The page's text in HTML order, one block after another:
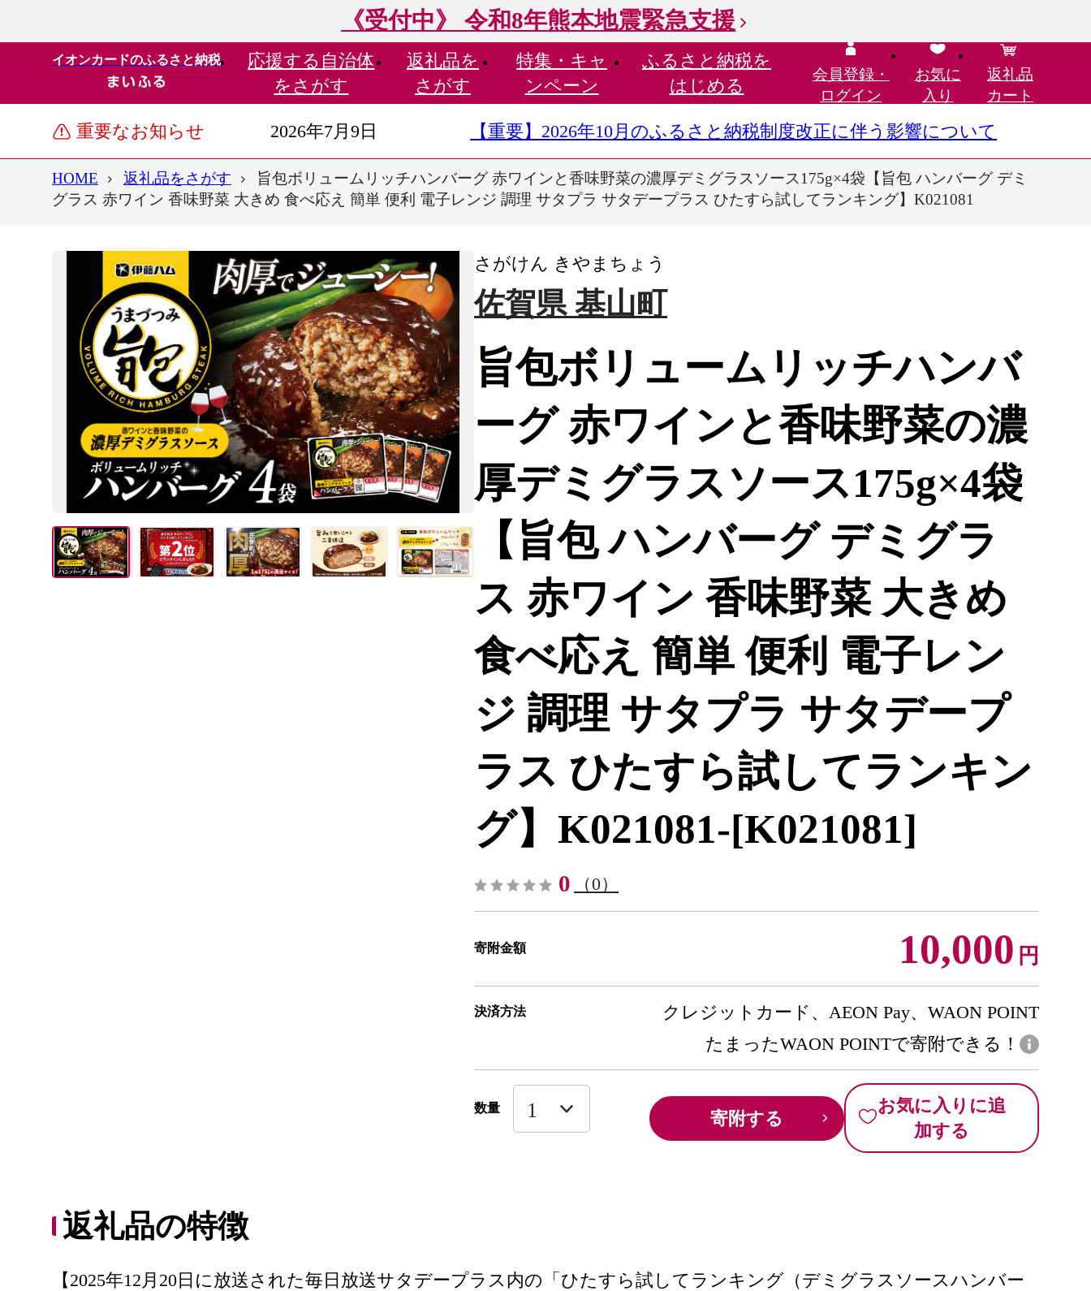
《受付中》 令和8年熊本地震緊急支援
イオンカードのふるさと納税 応援する 自治体
をさがす
返礼品を
さがす
特集・ キャ
ンペーン
ふるさと納税を
はじめる
会員登録・
ログイン
お気に
入り
返礼品
カート
重要なお知らせ 2026年7月9日 【重要】2026年10月のふるさと納税制度改正に伴う影響について
HOME 返礼品をさがす
旨包ボリュームリッチハンバーグ 赤ワインと香味野菜の濃厚デミグラスソース175g×4袋【旨包 ハンバーグ デミ
グラス 赤ワイン 香味野菜 大きめ 食べ応え 簡単 便利 電子レンジ 調理 サタプラ サタデープラス ひたすら試してランキング】K021081
さがけん きやまちょう
佐賀県 基山町
旨包ボリュームリッチハンバ
ーグ 赤ワインと香味野菜の濃
厚デミグラスソース175g×4袋
【旨包 ハンバーグ デミグラ
ス 赤ワイン 香味野菜 大きめ
食べ応え 簡単 便利 電子レン
ジ 調理 サタプラ サタデープ
ラス ひたすら試してランキン
グ】K021081-[K021081]
0 （0）
寄附金額 10,000 円
決済方法
クレジットカード、AEON Pay、WAON POINT
たまったWAON POINTで寄附できる！
数量 寄附する
お気に入りに追
加する
返礼品の特徴
【2025年12月20日に放送された毎日放送サタデープラス内の「ひたすら試してランキング（デミグラスソースハンバー